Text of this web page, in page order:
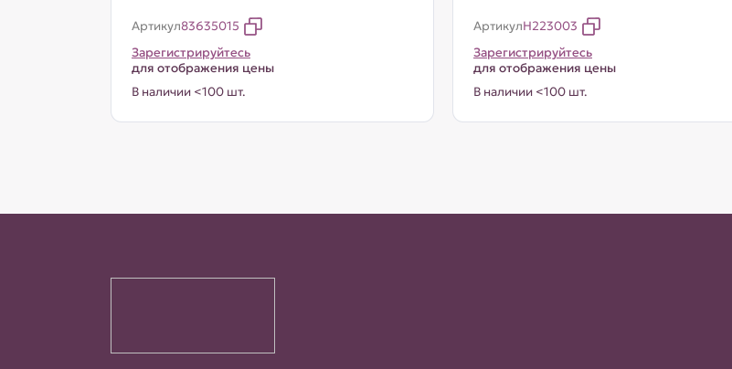
Артикул83635015
Зарегистрируйтесь
для отображения цены
В наличии <100 шт.
АртикулH223003
Зарегистрируйтесь
для отображения цены
В наличии <100 шт.